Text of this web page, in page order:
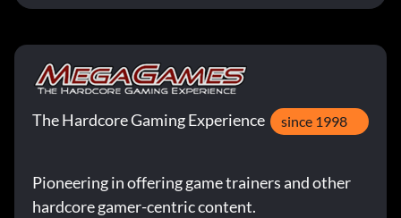
The Hardcore Gaming Experience since 1998
Pioneering in offering game trainers and other
hardcore gamer-centric content.